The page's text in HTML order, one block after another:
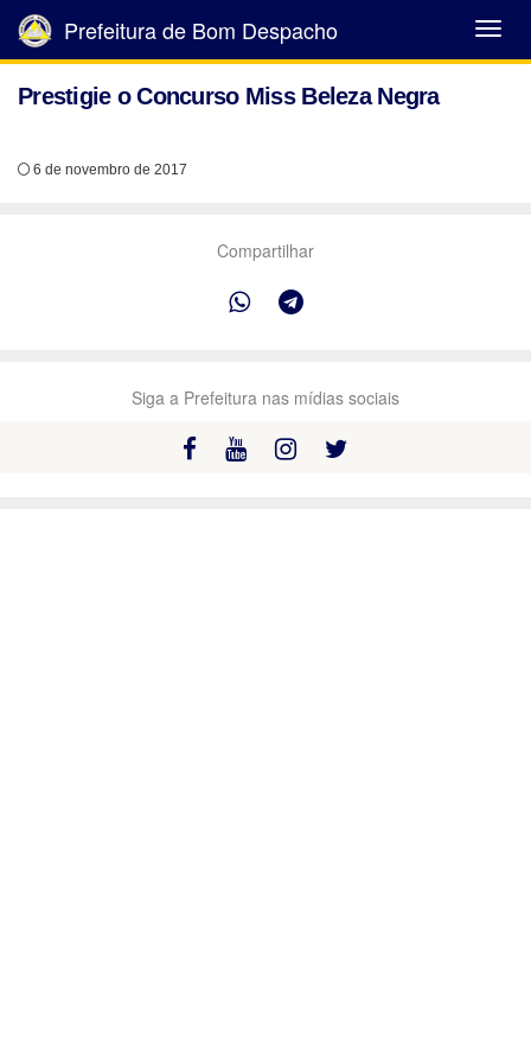
Abrir
Menu
Prefeitura de Bom Despacho
Prestigie o Concurso Miss Beleza Negra
6 de novembro de 2017
Compartilhar
Siga a Prefeitura nas mídias sociais